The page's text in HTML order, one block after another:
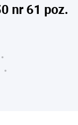
nr 61 poz.